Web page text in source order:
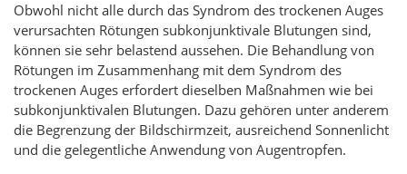
Obwohl nicht alle durch das Syndrom des trockenen Auges
verursachten Rötungen subkonjunktivale Blutungen sind,
können sie sehr belastend aussehen. Die Behandlung von
Rötungen im Zusammenhang mit dem Syndrom des
trockenen Auges erfordert dieselben Maßnahmen wie bei
subkonjunktivalen Blutungen. Dazu gehören unter anderem
die Begrenzung der Bildschirmzeit, ausreichend Sonnenlicht
und die gelegentliche Anwendung von Augentropfen.